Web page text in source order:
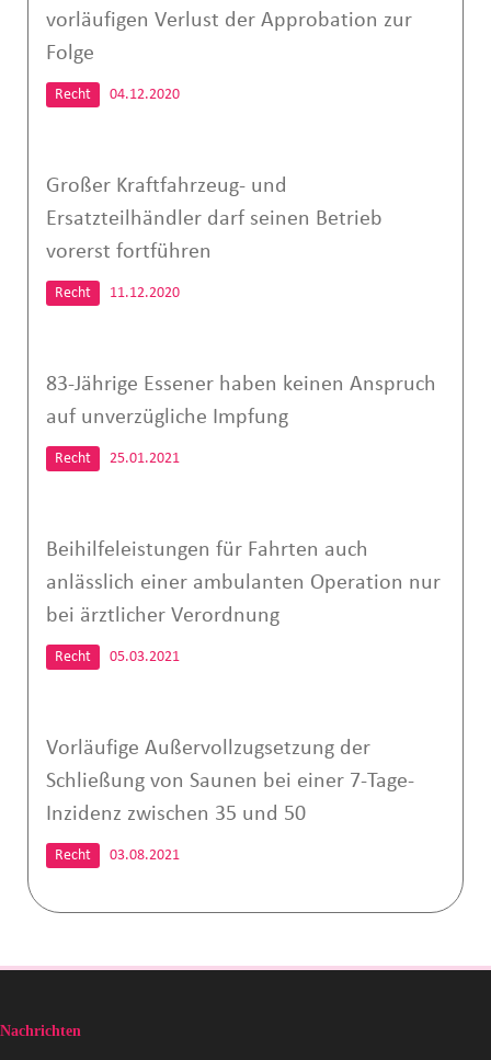
vorläufigen Verlust der Approbation zur
Folge
Recht 04.12.2020
Großer Kraftfahrzeug- und
Ersatzteilhändler darf seinen Betrieb
vorerst fortführen
Recht 11.12.2020
83-Jährige Essener haben keinen Anspruch
auf unverzügliche Impfung
Recht 25.01.2021
Beihilfeleistungen für Fahrten auch
anlässlich einer ambulanten Operation nur
bei ärztlicher Verordnung
Recht 05.03.2021
Vorläufige Außervollzugsetzung der
Schließung von Saunen bei einer 7-Tage-
Inzidenz zwischen 35 und 50
Recht 03.08.2021
Nachrichten